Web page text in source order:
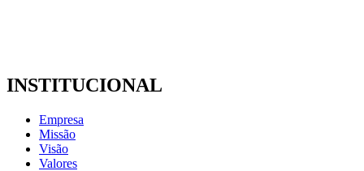
INSTITUCIONAL
Empresa
Missão
Visão
Valores